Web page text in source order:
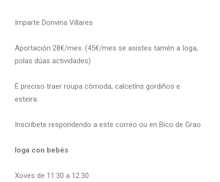
Imparte Donvina Villares
Aportación 28€/mes. (45€/mes se asistes tamén a Ioga,
polas dúas actividades)
É preciso traer roupa cómoda, calcetíns gordiños e
esteira.
Inscríbete respondendo a este correo ou en Bico de Grao
Ioga con bebés
Xoves de 11:30 a 12:30